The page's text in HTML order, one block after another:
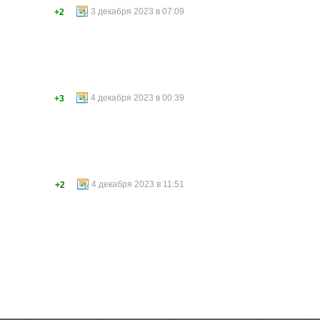
3 декабря 2023 в 07:09
+2
4 декабря 2023 в 00:39
+3
4 декабря 2023 в 11:51
+2